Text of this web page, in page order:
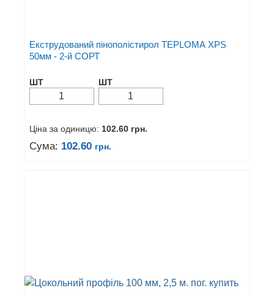
Екструдований пінополістирол TEPLOMA XPS
50мм - 2-й СОРТ
ШТ ШТ
Ціна за одиницю: 102.60 грн.
Сума: 102.60 грн.